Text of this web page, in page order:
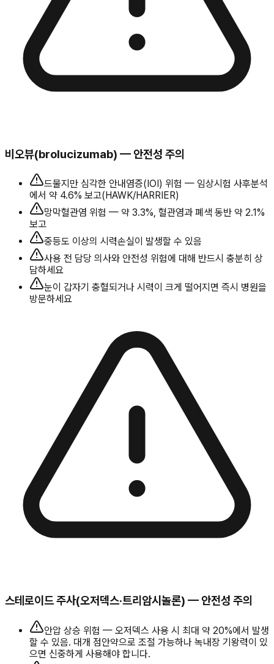
비오뷰(brolucizumab) — 안전성 주의
드물지만 심각한 안내염증(IOI) 위험 — 임상시험 사후분석
에서 약 4.6% 보고(HAWK/HARRIER)
망막혈관염 위험 — 약 3.3%, 혈관염과 폐색 동반 약 2.1%
보고
중등도 이상의 시력손실이 발생할 수 있음
사용 전 담당 의사와 안전성 위험에 대해 반드시 충분히 상
담하세요
눈이 갑자기 충혈되거나 시력이 크게 떨어지면 즉시 병원을
방문하세요
스테로이드 주사(오저덱스·트리암시놀론) — 안전성 주의
안압 상승 위험 — 오저덱스 사용 시 최대 약 20%에서 발생
할 수 있음. 대개 점안약으로 조절 가능하나 녹내장 기왕력이 있
으면 신중하게 사용해야 합니다.